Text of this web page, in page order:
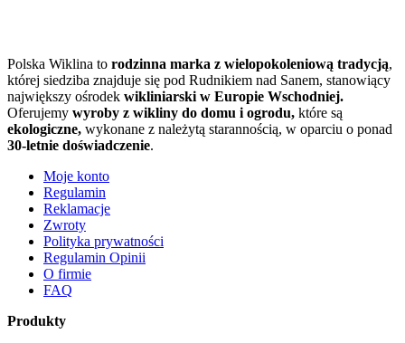
Polska Wiklina to rodzinna marka z wielopokoleniową tradycją,
której siedziba znajduje się pod Rudnikiem nad Sanem, stanowiący
największy ośrodek wikliniarski w Europie Wschodniej.
Oferujemy wyroby z wikliny do domu i ogrodu, które są
ekologiczne, wykonane z należytą starannością, w oparciu o ponad
30-letnie doświadczenie.
Moje konto
Regulamin
Reklamacje
Zwroty
Polityka prywatności
Regulamin Opinii
O firmie
FAQ
Produkty